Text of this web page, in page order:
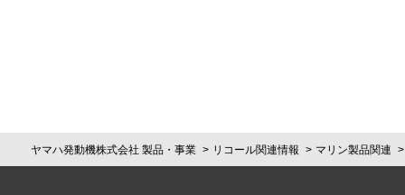
ヤマハ発動機株式会社 製品・事業 リコール関連情報 マリン製品関連